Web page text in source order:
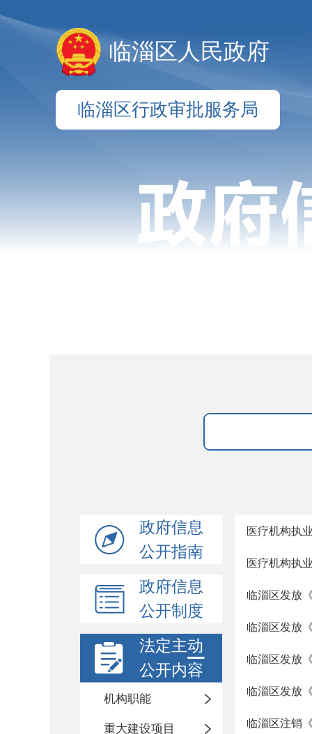
临淄区人民政府
临淄区行政审批服务局
政府信息
公开指南
政府信息
公开制度
法定主动
公开内容
机构职能
重大建设项目
医疗机构执
医疗机构执
临淄区发放
临淄区发放
临淄区发放
临淄区发放
临淄区注销